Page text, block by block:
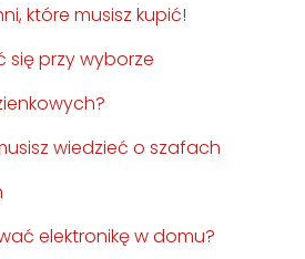
które musisz kupić!
się przy wyborze
wiedzieć o szafach
elektronikę w domu?